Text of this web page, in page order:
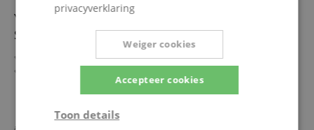
Yamaha Clavinova CLP-865GP Digitale Vleugel Zwart
Set
Compacte digitale vleugel in Grand-Piano design
echt vleugelgevoel
Twee gesamplede premium vleugels: Yamaha CFX &
Bösendorfer Imperial
apart gehouden
privacyverklaring
Accepteer cookies
Weiger cookies
Toon details